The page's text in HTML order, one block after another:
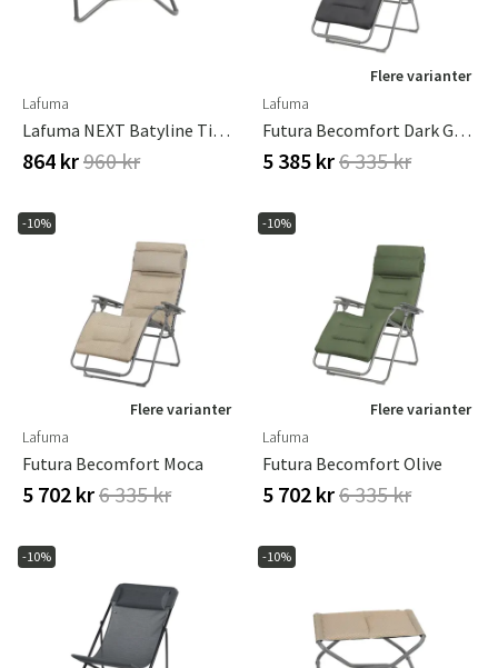
Lafuma
Lafuma NEXT Batyline Titane
864 kr960 kr
Flere varianter
Lafuma
Futura Becomfort Dark Grey
5 385 kr6 335 kr
-10%
Flere varianter
Lafuma
Futura Becomfort Moca
5 702 kr6 335 kr
-10%
Flere varianter
Lafuma
Futura Becomfort Olive
5 702 kr6 335 kr
-10% -10%